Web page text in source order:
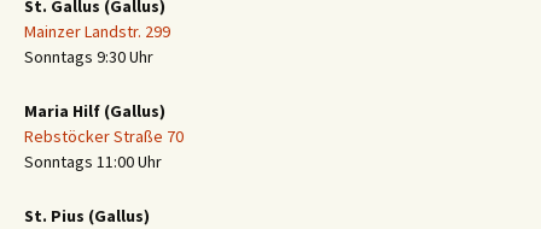
St. Gallus (Gallus)
Mainzer Landstr. 299
Sonntags 9:30 Uhr
Maria Hilf (Gallus)
Rebstöcker Straße 70
Sonntags 11:00 Uhr
St. Pius (Gallus)